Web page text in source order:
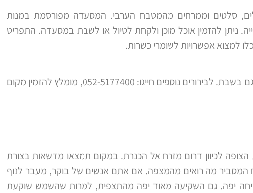
סלטים וממרחים מהמטבח הערבי. המסעדה מפורסמת במנות
ניתן להזמין אוכל מוכן ולקחת לטיול או לשבת במסעדה. התפריט
למצוא אפשרויות לשומרי כשרות.
המסעדה פתוחה בין 9:00-21:00, גם בשבת. לבירורים נוספים חייגו: 052-5177400, מומלץ להזמין מקום
לכיוון דרום מזרח אל הכנרת. במקום תמצאו מדשאות בצורת
המסביר מה רואים מהמצפה. אם אתם אנשים של בוקר, מעבר לנוף
יפה. גם השקיעה מאוד יפה מהתצפית, למרות שהשמש שוקעת